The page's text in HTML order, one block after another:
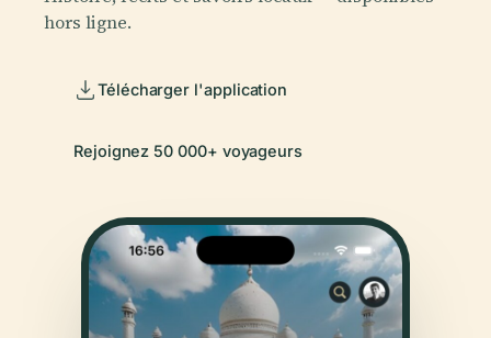
hors ligne.
Télécharger l'application
Rejoignez 50 000+ voyageurs